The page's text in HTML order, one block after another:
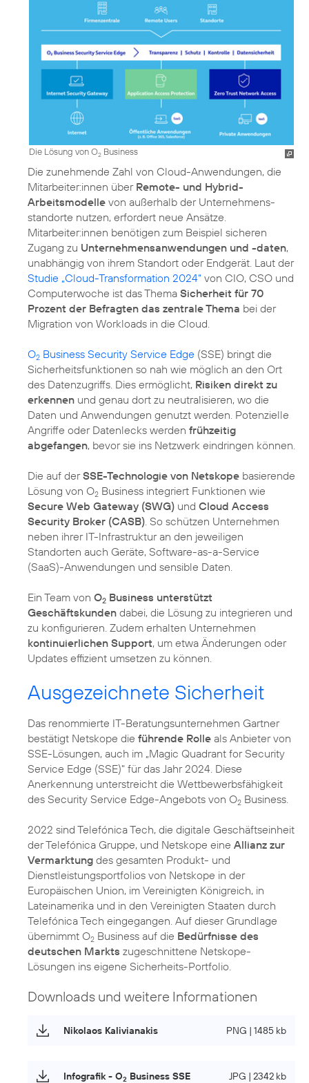
Die Lösung von O2 Business
Die zunehmende Zahl von Cloud-Anwendungen, die
Mitarbeiter:innen über Remote- und Hybrid-
Arbeitsmodelle von außerhalb der Unternehmens­
standorte nutzen, erfordert neue Ansätze.
Mitarbeiter:innen benötigen zum Beispiel sicheren
Zugang zu Unternehmensanwendungen und -daten,
unabhängig von ihrem Standort oder Endgerät. Laut der
Studie „Cloud-Transformation 2024“ von CIO, CSO und
Computerwoche ist das Thema Sicherheit für 70
Prozent der Befragten das zentrale Thema bei der
Migration von Workloads in die Cloud.
O2 Business Security Service Edge (SSE) bringt die
Sicherheitsfunktionen so nah wie möglich an den Ort
des Datenzugriffs. Dies ermöglicht, Risiken direkt zu
erkennen und genau dort zu neutralisieren, wo die
Daten und Anwendungen genutzt werden. Potenzielle
Angriffe oder Datenlecks werden frühzeitig
abgefangen, bevor sie ins Netzwerk eindringen können.
Die auf derSSE-Technologie von Netskope basierende
Lösung von O2 Business integriert Funktionen wie
Secure Web Gateway (SWG) und Cloud Access
Security Broker (CASB) . So schützen Unternehmen
neben ihrer IT-Infrastruktur an den jeweiligen
Standorten auch Geräte, Software-as-a-Service
(SaaS)-Anwendungen und sensible Daten.
Ein Team von O2 Business unterstützt
Geschäftskunden dabei, die Lösung zu integrieren und
zu konfigurieren. Zudem erhalten Unternehmen
kontinuierlichen Support, um etwa Änderungen oder
Updates effizient umsetzen zu können.
Ausgezeichnete Sicherheit
Das renommierte IT-Beratungsunternehmen Gartner
bestätigt Netskope die führende Rolle als Anbieter von
SSE-Lösungen, auch im „Magic Quadrant for Security
Service Edge (SSE)" für das Jahr 2024. Diese
Anerkennung unterstreicht die Wettbewerbsfähigkeit
des Security Service Edge-Angebots von O2 Business.
2022 sind Telefónica Tech, die digitale Geschäftseinheit
der Telefónica Gruppe, und Netskope eine Allianz zur
Vermarktung des gesamten Produkt- und
Dienstleistungsportfolios von Netskope in der
Europäischen Union, im Vereinigten Königreich, in
Lateinamerika und in den Vereinigten Staaten durch
Telefónica Tech eingegangen. Auf dieser Grundlage
übernimmt O2 Business auf die Bedürfnisse des
deutschen Markts zugeschnittene Netskope-
Lösungen ins eigene Sicherheits-Portfolio.
Downloads und weitere Informationen
Nikolaos Kalivianakis PNG | 1485 kb
Infografik - O2 Business SSE JPG | 2342 kb